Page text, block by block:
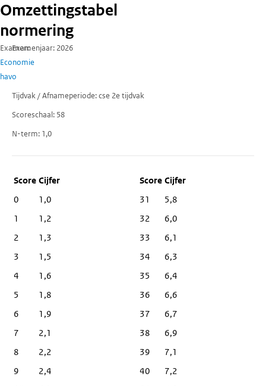
Omzettingstabel
normering
Examen
Economie
havo
Examenjaar 2026
Tijdvak / Afnameperiode cse 2e tijdvak
Scoreschaal 58
N-term 1,0
Score Cijfer
0
1,0
1
1,2
2
1,3
3
1,5
4
1,6
5
1,8
6
1,9
7
2,1
8
2,2
9
2,4
31
5,8
32
6,0
33
6,1
34
6,3
35
6,4
36
6,6
37
6,7
38
6,9
39
7,1
40
7,2